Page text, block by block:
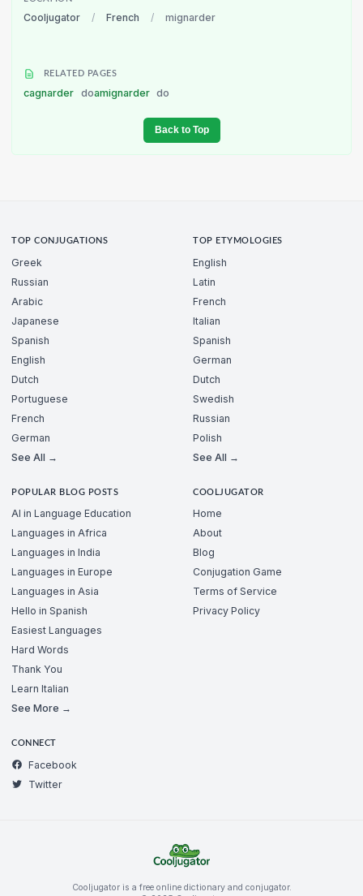
Cooljugator / French / mignarder
RELATED PAGES
cagnarder doamignarder do
Back to Top
TOP CONJUGATIONS
Greek
Russian
Arabic
Japanese
Spanish
English
Dutch
Portuguese
French
German
See All →
TOP ETYMOLOGIES
English
Latin
French
Italian
Spanish
German
Dutch
Swedish
Russian
Polish
See All →
POPULAR BLOG POSTS
AI in Language Education
Languages in Africa
Languages in India
Languages in Europe
Languages in Asia
Hello in Spanish
Easiest Languages
Hard Words
Thank You
Learn Italian
See More →
COOLJUGATOR
Home
About
Blog
Conjugation Game
Terms of Service
Privacy Policy
CONNECT
Facebook
Twitter
Cooljugator is a free online dictionary and conjugator.